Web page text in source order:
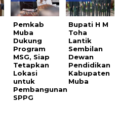
Pemkab
Muba
Dukung
Program
MSG, Siap
Tetapkan
Lokasi
untuk
Pembangunan
SPPG
Bupati H M
Toha
Lantik
Sembilan
Dewan
Pendidikan
Kabupaten
Muba